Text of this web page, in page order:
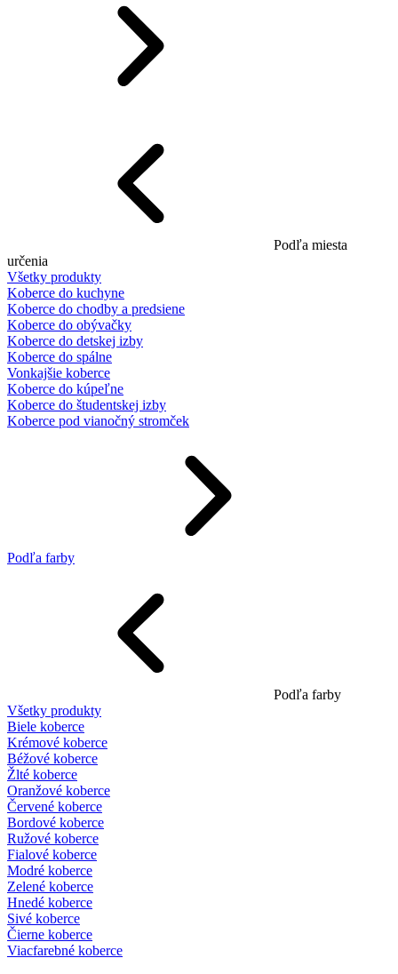
Podľa miesta
určenia
Všetky produkty
Koberce do kuchyne
Koberce do chodby a predsiene
Koberce do obývačky
Koberce do detskej izby
Koberce do spálne
Vonkajšie koberce
Koberce do kúpeľne
Koberce do študentskej izby
Koberce pod vianočný stromček
Podľa farby
Podľa farby
Všetky produkty
Biele koberce
Krémové koberce
Béžové koberce
Žlté koberce
Oranžové koberce
Červené koberce
Bordové koberce
Ružové koberce
Fialové koberce
Modré koberce
Zelené koberce
Hnedé koberce
Sivé koberce
Čierne koberce
Viacfarebné koberce